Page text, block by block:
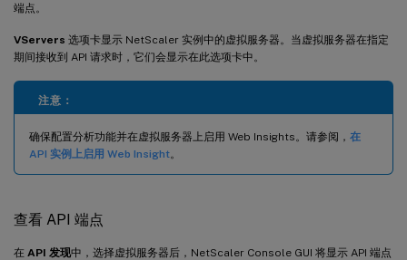
端点。
VServers 选项卡显示 NetScaler 实例中的虚拟服务器。当虚拟服务器在指定
期间接收到 API 请求时，它们会显示在此选项卡中。
注意：
确保配置分析功能并在虚拟服务器上启用 Web Insights。请参阅， 在
API 实例上启用 Web Insight。
查看 API 端点
在 API 发现中，选择虚拟服务器后，NetScaler Console GUI 将显示 API 端点